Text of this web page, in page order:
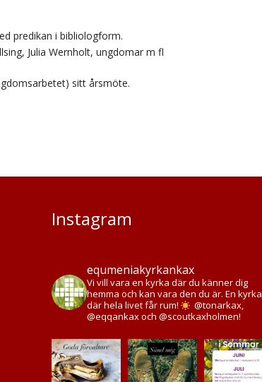
predikan i bibliologform.
Julia Wernholt, ungdomar m fl
sitt årsmöte.
Instagram
equmeniakyrkankax
Vi vill vara en kyrka där du känner dig
hemma och kan vara den du är. En kyrka
där hela livet får rum!
@tonarkax,
@eqqankax och @scoutkaxholmen!